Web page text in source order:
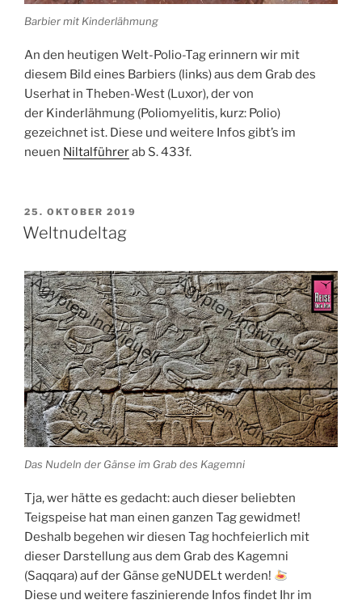
Barbier mit Kinderlähmung
An den heutigen Welt-Polio-Tag erinnern wir mit
diesem Bild eines Barbiers (links) aus dem Grab des
Userhat in Theben-West (Luxor), der von
der Kinderlähmung (Poliomyelitis, kurz: Polio)
gezeichnet ist. Diese und weitere Infos gibt’s im
neuen Niltalführerab S. 433f.
VERÖFFENTLICHT
AM
25. OKTOBER 2019
Weltnudeltag
Das Nudeln der Gänse im Grab des Kagemni
Tja, wer hätte es gedacht: auch dieser beliebten
Teigspeise hat man einen ganzen Tag gewidmet!
Deshalb begehen wir diesen Tag hochfeierlich mit
dieser Darstellung aus dem Grab des Kagemni
(Saqqara) auf der Gänse geNUDELt werden!
Diese und weitere faszinierende Infos findet Ihr im